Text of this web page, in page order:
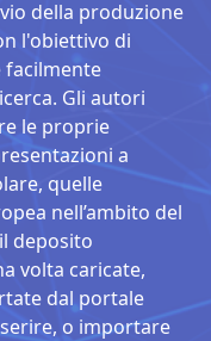
della produzione
l'obiettivo di
facilmente
Gli autori
le proprie
a
quelle
nell’ambito del
deposito
volta caricate,
dal portale
o importare